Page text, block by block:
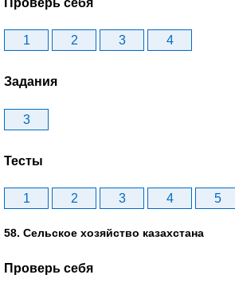
1 2 3 4
Задания
3
Тесты
1 2 3 4 5
58. Сельское хозяйство казахстана
Проверь себя